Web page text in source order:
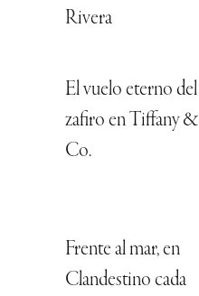
Rivera
El vuelo eterno del
zafiro en Tiffany &
Co.
Frente al mar, en
Clandestino cada